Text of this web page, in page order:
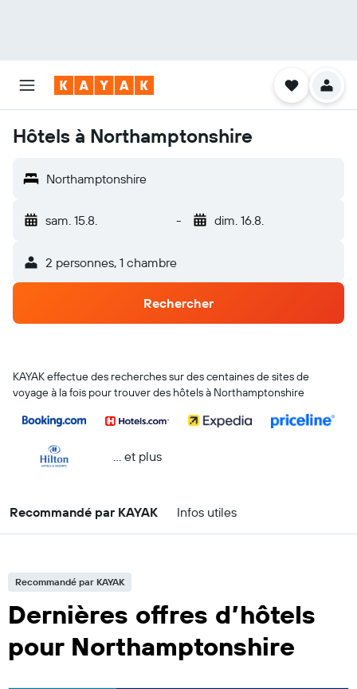
Hôtels à Northamptonshire
Northamptonshire
sam. 15.8. - dim. 16.8.
2 personnes, 1 chambre
Rechercher
KAYAK effectue des recherches sur des centaines de sites de
voyage à la fois pour trouver des hôtels à Northamptonshire
… et plus
Recommandé par KAYAK Infos utiles
Recommandé par KAYAK
Dernières offres d’hôtels
pour Northamptonshire